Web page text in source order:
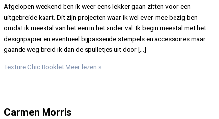
Afgelopen weekend ben ik weer eens lekker gaan zitten voor een
uitgebreide kaart. Dit zijn projecten waar ik wel even mee bezig ben
omdat ik meestal van het een in het ander val. Ik begin meestal met het
designpapier en eventueel bijpassende stempels en accessoires maar
gaande weg breid ik dan de spulletjes uit door […]
Texture Chic BookletMeer lezen »
Carmen Morris